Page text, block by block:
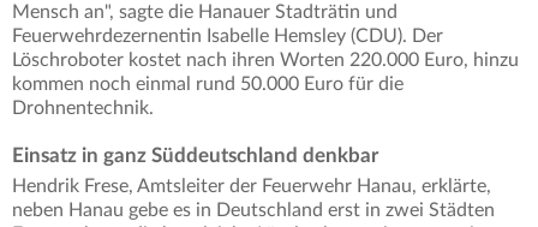
Mensch an", sagte die Hanauer Stadträtin und
Feuerwehrdezernentin Isabelle Hemsley (CDU). Der
Löschroboter kostet nach ihren Worten 220.000 Euro, hinzu
kommen noch einmal rund 50.000 Euro für die
Drohnentechnik.
Einsatz in ganz Süddeutschland denkbar
Hendrik Frese, Amtsleiter der Feuerwehr Hanau, erklärte,
neben Hanau gebe es in Deutschland erst in zwei Städten